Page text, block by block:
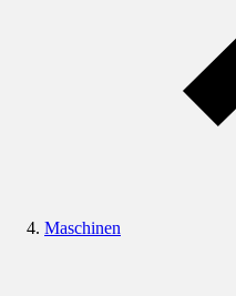
Maschinen